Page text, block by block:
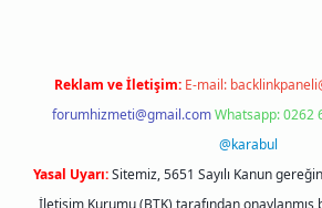
Reklam ve İletişim: E-mail:
forumhizmeti@gmail.comWhatsapp: 0262
@karabul
Yasal Uyarı:Sitemiz, 5651 Sayılı Kanun
İletişim Kurumu (BTK) tarafından onaylanmış